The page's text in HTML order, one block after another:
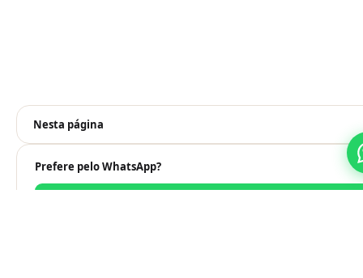
Nesta página
Prefere pelo WhatsApp?